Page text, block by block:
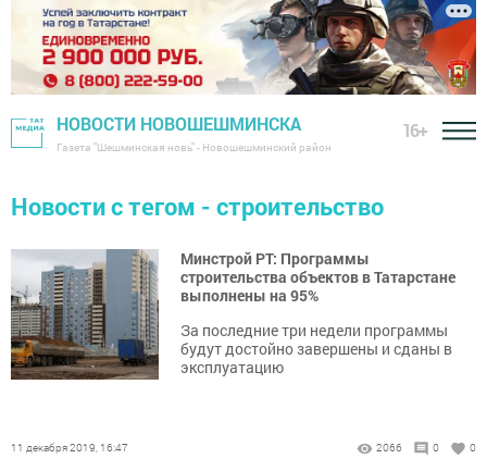
НОВОСТИ НОВОШЕШМИНСКА
Газета "Шешминская новь" - Новошешминский район
16+
Новости с тегом - строительство
Минстрой РТ: Программы
строительства объектов в Татарстане
выполнены на 95%
За последние три недели программы
будут достойно завершены и сданы в
эксплуатацию
11 декабря 2019, 16:47 2066 0 0